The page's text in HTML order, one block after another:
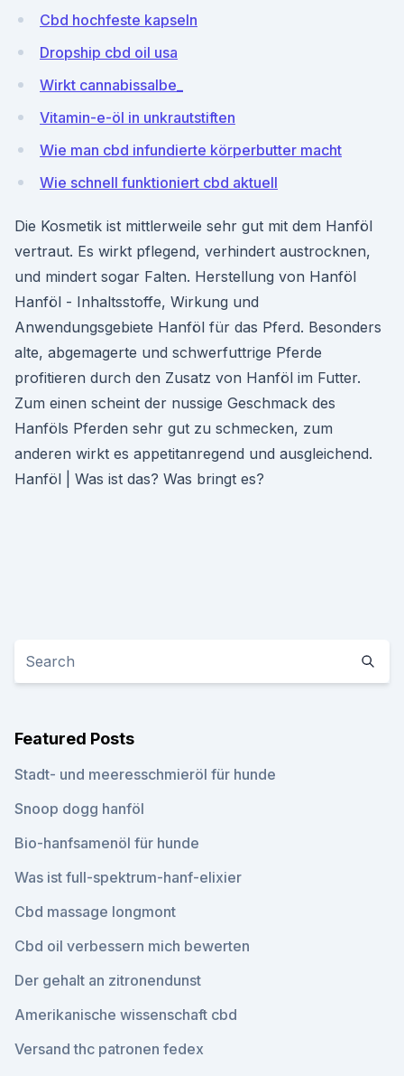
Cbd hochfeste kapseln
Dropship cbd oil usa
Wirkt cannabissalbe_
Vitamin-e-öl in unkrautstiften
Wie man cbd infundierte körperbutter macht
Wie schnell funktioniert cbd aktuell
Die Kosmetik ist mittlerweile sehr gut mit dem Hanföl
vertraut. Es wirkt pflegend, verhindert austrocknen,
und mindert sogar Falten. Herstellung von Hanföl
Hanföl - Inhaltsstoffe, Wirkung und
Anwendungsgebiete Hanföl für das Pferd. Besonders
alte, abgemagerte und schwerfuttrige Pferde
profitieren durch den Zusatz von Hanföl im Futter.
Zum einen scheint der nussige Geschmack des
Hanföls Pferden sehr gut zu schmecken, zum
anderen wirkt es appetitanregend und ausgleichend.
Hanföl | Was ist das? Was bringt es?
Featured Posts
Stadt- und meeresschmieröl für hunde
Snoop dogg hanföl
Bio-hanfsamenöl für hunde
Was ist full-spektrum-hanf-elixier
Cbd massage longmont
Cbd oil verbessern mich bewerten
Der gehalt an zitronendunst
Amerikanische wissenschaft cbd
Versand thc patronen fedex